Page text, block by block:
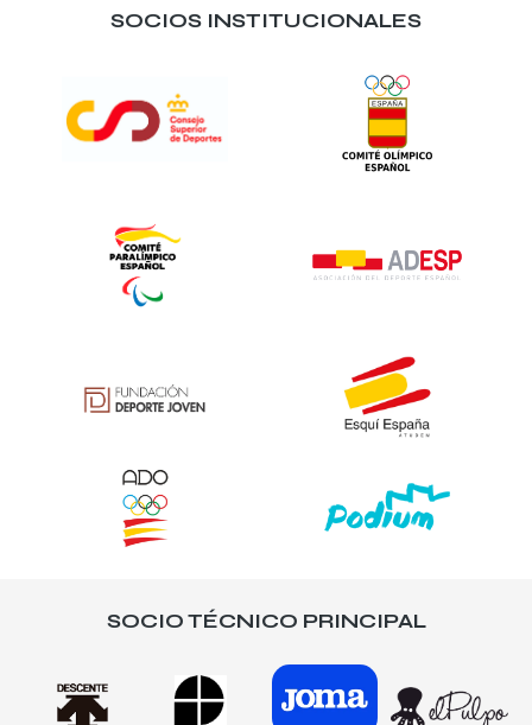
SOCIOS INSTITUCIONALES
SOCIO TÉCNICO PRINCIPAL